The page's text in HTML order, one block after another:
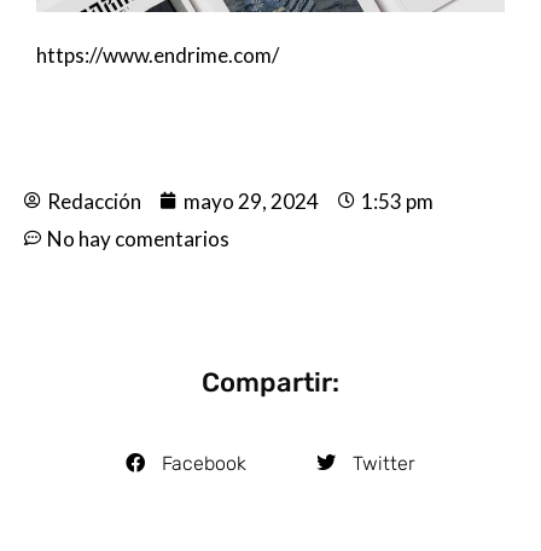
https://www.endrime.com/
Redacción mayo 29, 2024
1:53 pm
No hay comentarios
Compartir:
Facebook Twitter